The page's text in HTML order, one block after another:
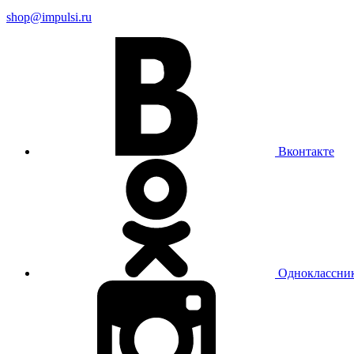
shop@impulsi.ru
Вконтакте